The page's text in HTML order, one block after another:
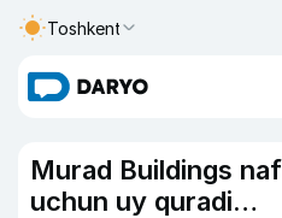
Toshkent
Murad Buildings
uchun uy quradi…